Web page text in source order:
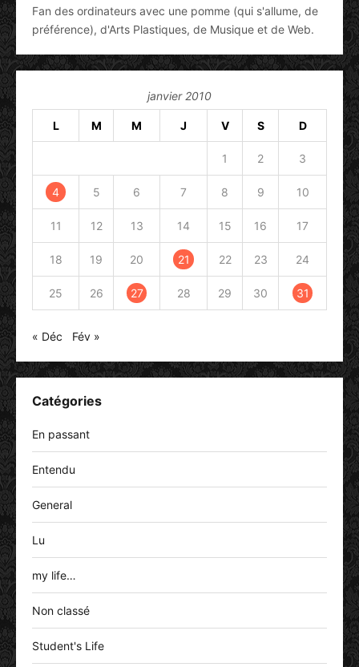
Fan des ordinateurs avec une pomme (qui s'allume, de
préférence), d'Arts Plastiques, de Musique et de Web.
janvier 2010
L M M J V S D
1 2 3
4 5 6 7 8 9 10
11 12 13 14 15 16 17
18 19 20 21 22 23 24
25 26 27 28 29 30 31
« Déc Fév »
Catégories
En passant
Entendu
General
Lu
my life…
Non classé
Student's Life